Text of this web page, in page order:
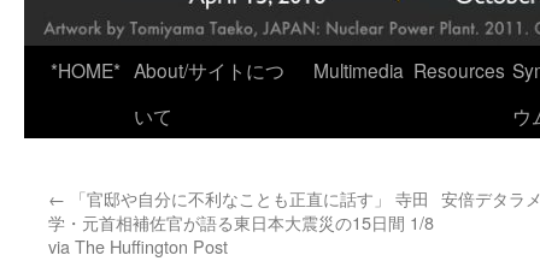
*HOME* About/サイトにつ
いて
Multimedia Resources
ウ
← 「官邸や自分に不利なことも正直に話す」 寺田
学・元首相補佐官が語る東日本大震災の15日間 1/8
via The Huffington Post
安倍デタラ